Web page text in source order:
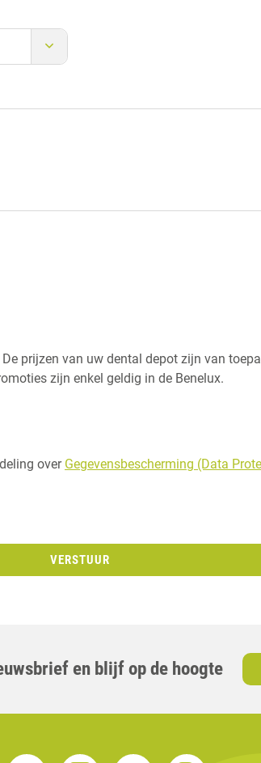
prijzen van uw dental depot zijn van
zijn enkel geldig in de Benelux.
over Gegevensbescherming (Data
VERSTUUR
en blijf op de hoogte